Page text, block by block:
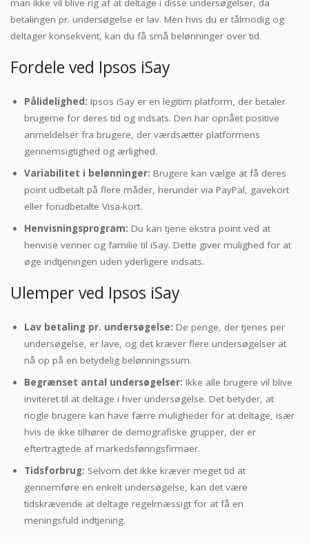
man ikke vil blive rig af at deltage i disse undersøgelser, da
betalingen pr. undersøgelse er lav. Men hvis du er tålmodig og
deltager konsekvent, kan du få små belønninger over tid.
Fordele ved Ipsos iSay
Pålidelighed: Ipsos iSay er en legitim platform, der betaler
brugerne for deres tid og indsats. Den har opnået positive
anmeldelser fra brugere, der værdsætter platformens
gennemsigtighed og ærlighed.
Variabilitet i belønninger: Brugere kan vælge at få deres
point udbetalt på flere måder, herunder via PayPal, gavekort
eller forudbetalte Visa-kort.
Henvisningsprogram: Du kan tjene ekstra point ved at
henvise venner og familie til iSay. Dette giver mulighed for at
øge indtjeningen uden yderligere indsats.
Ulemper ved Ipsos iSay
Lav betaling pr. undersøgelse: De penge, der tjenes per
undersøgelse, er lave, og det kræver flere undersøgelser at
nå op på en betydelig belønningssum.
Begrænset antal undersøgelser: Ikke alle brugere vil blive
inviteret til at deltage i hver undersøgelse. Det betyder, at
nogle brugere kan have færre muligheder for at deltage, især
hvis de ikke tilhører de demografiske grupper, der er
eftertragtede af markedsføringsfirmaer.
Tidsforbrug: Selvom det ikke kræver meget tid at
gennemføre en enkelt undersøgelse, kan det være
tidskrævende at deltage regelmæssigt for at få en
meningsfuld indtjening.